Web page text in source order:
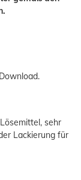
sehr
Lackierung für